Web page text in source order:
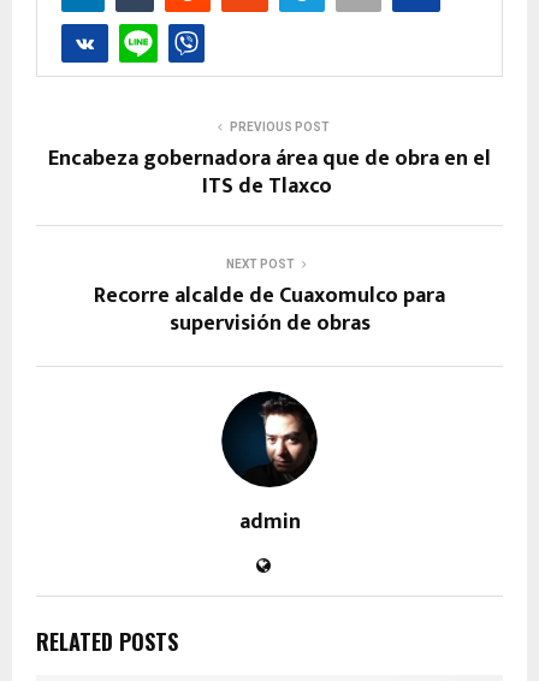
PREVIOUS POST
Encabeza gobernadora área que de obra en el
ITS de Tlaxco
NEXT POST
Recorre alcalde de Cuaxomulco para
supervisión de obras
admin
RELATED POSTS